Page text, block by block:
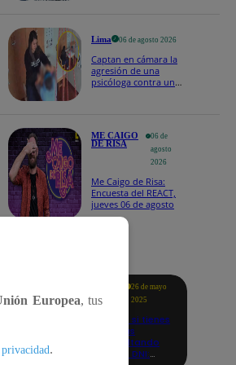
Lima 06 de agosto 2026
Captan en cámara la
agresión de una
psicóloga contra un
ME CAIGO
DE RISA
06 de
agosto
2026
Me Caigo de Risa:
Encuesta del REACT,
jueves 06 de agosto
26 de mayo
2025
Revisa si tienes
deudas
consultando
con tu DNI:
Europea, tus
.